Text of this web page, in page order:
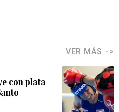
VER MÁS
con plata